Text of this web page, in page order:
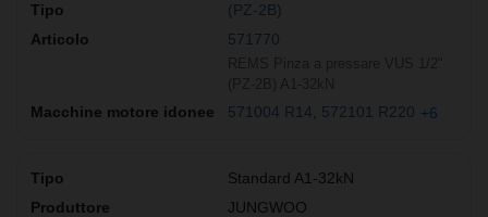
(PZ-2B)
571770
571004 R14 572101 R220 +6
Standard A1-32kN
JUNGWOO